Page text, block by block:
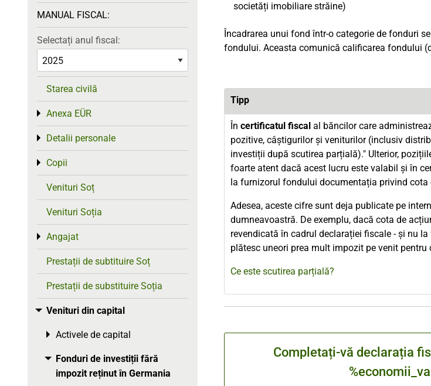
societăți imobiliare străine)
Încadrarea unui fond într-o categorie de fonduri
fondului. Aceasta comunică calificarea fondului
Tipp
În certificatul fiscal al băncilor care
pozitive, câștigurilor și veniturilor (inclusiv
investiții după scutirea parțială)." Ulterior,
foarte atent dacă acest lucru este valabil și în
la furnizorul fondului documentația privind
Adesea, aceste cifre sunt deja publicate pe
dumneavoastră. De exemplu, dacă cota de
revendicată în cadrul declarației fiscale - și nu
plătesc uneori prea mult impozit pe venit
Ce este scutirea parțială?
Completați-vă declarația
MANUAL FISCAL:
Selectați anul fiscal:
Starea civilă
Anexa EÜR
Toggle menu
Detalii personale
Toggle menu
Copii
Toggle menu
Venituri Soț
Venituri Soția
Angajat
Toggle menu
Prestații de subtituire Soț
Prestații de substituire Soția
Venituri din capital
Toggle menu
Activele de capital
Toggle menu
Fonduri de investiții fără
impozit reținut în Germania
Toggle menu